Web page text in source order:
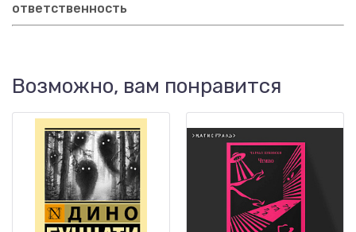
ответственность
Возможно, вам понравится